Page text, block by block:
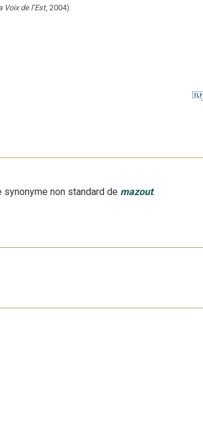
Voix de l’Est, 2004).
synonyme non standard de mazout.